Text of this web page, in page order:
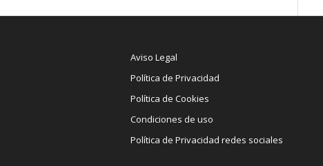
Aviso Legal
Política de Privacidad
Política de Cookies
Condiciones de uso
Política de Privacidad redes sociales